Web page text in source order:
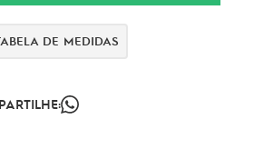
DE MEDIDAS